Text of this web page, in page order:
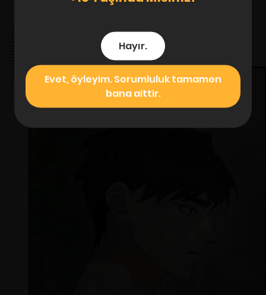
Hayır.
Evet, öyleyim. Sorumluluk tamamen
bana aittir.